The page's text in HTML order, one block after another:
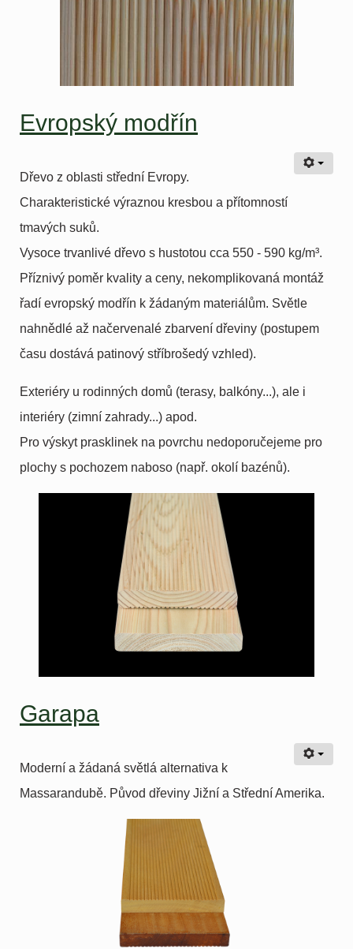
Evropský modřín
Dřevo z oblasti střední Evropy.
Charakteristické výraznou kresbou a přítomností
tmavých suků.
Vysoce trvanlivé dřevo s hustotou cca 550 - 590 kg/m³.
Příznivý poměr kvality a ceny, nekomplikovaná montáž
řadí evropský modřín k žádaným materiálům. Světle
nahnědlé až načervenalé zbarvení dřeviny (postupem
času dostává patinový stříbrošedý vzhled).
Exteriéry u rodinných domů (terasy, balkóny...), ale i
interiéry (zimní zahrady...) apod.
Pro výskyt prasklinek na povrchu nedoporučejeme pro
plochy s pochozem naboso (např. okolí bazénů).
Garapa
Moderní a žádaná světlá alternativa k
Massarandubě. Původ dřeviny Jižní a Střední Amerika.